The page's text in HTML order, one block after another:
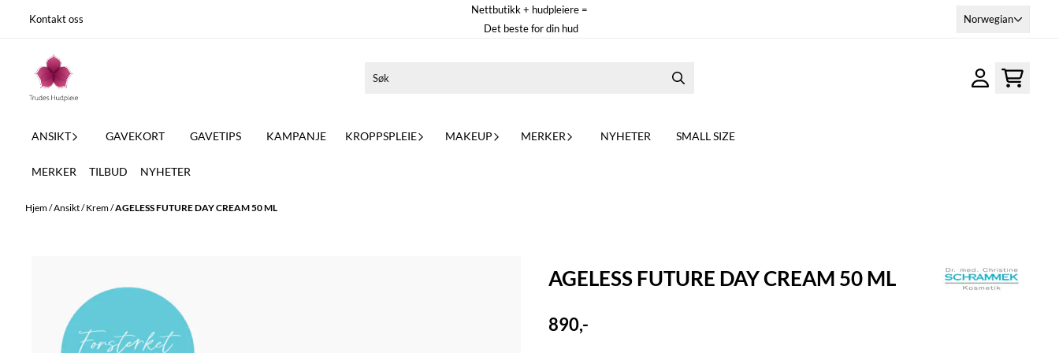
Hopp til innhold
Kontakt oss
Nettbutikk + hudpleiere =
Det beste for din hud
Norwegian
ANSIKT GAVEKORT GAVETIPS KAMPANJE KROPPSPLEIE MAKEUP MERKER NYHETER SMALL SIZE
MERKER TILBUD NYHETER
Hjem/Ansikt/Krem/AGELESS FUTURE DAY CREAM 50 ML
AGELESS FUTURE DAY CREAM 50 ML
890,-